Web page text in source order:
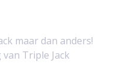
maar dan anders!
Triple Jack